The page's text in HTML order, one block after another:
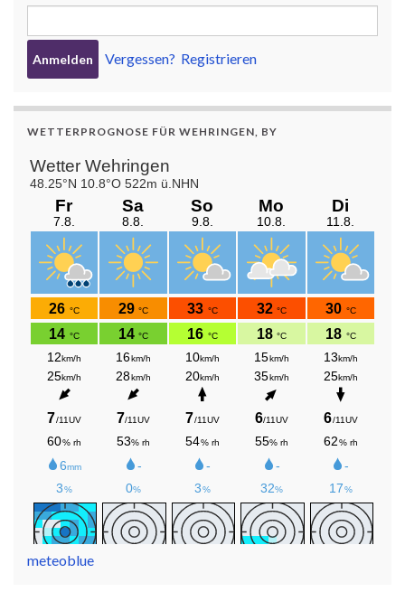
Vergessen? Registrieren
WETTERPROGNOSE FÜR WEHRINGEN, BY
meteoblue